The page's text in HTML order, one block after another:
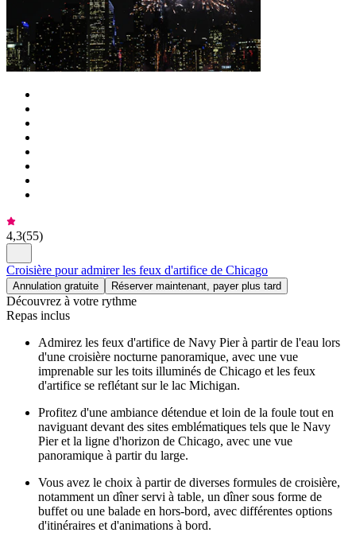
4,3(55)
Croisière pour admirer les feux d'artifice de Chicago
Annulation gratuite Réserver maintenant, payer plus tard
Découvrez à votre rythme
Repas inclus
Admirez les feux d'artifice de Navy Pier à partir de l'eau lors
d'une croisière nocturne panoramique, avec une vue
imprenable sur les toits illuminés de Chicago et les feux
d'artifice se reflétant sur le lac Michigan.
Profitez d'une ambiance détendue et loin de la foule tout en
naviguant devant des sites emblématiques tels que le Navy
Pier et la ligne d'horizon de Chicago, avec une vue
panoramique à partir du large.
Vous avez le choix à partir de diverses formules de croisière,
notamment un dîner servi à table, un dîner sous forme de
buffet ou une balade en hors-bord, avec différentes options
d'itinéraires et d'animations à bord.